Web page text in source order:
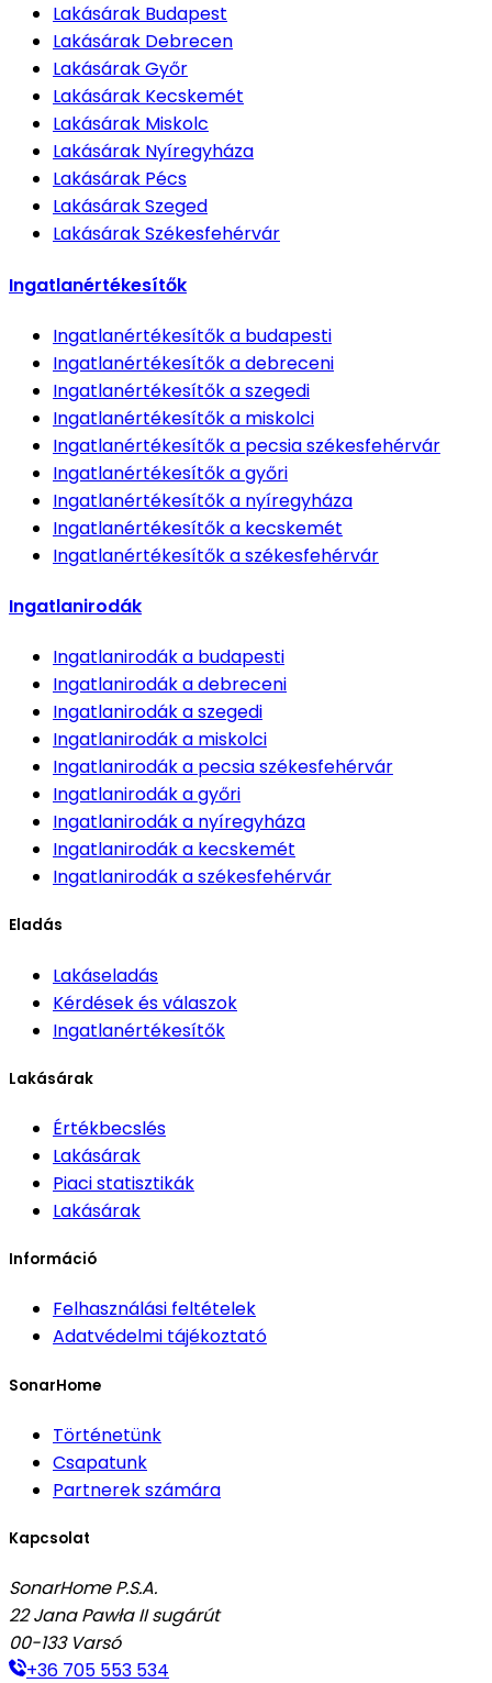
Lakásárak Budapest
Lakásárak Debrecen
LakásárakGyőr
Lakásárak Kecskemét
Lakásárak Miskolc
Lakásárak Nyíregyháza
Lakásárak Pécs
LakásárakSzeged
LakásárakSzékesfehérvár
Ingatlanértékesítők
Ingatlanértékesítőka budapesti
Ingatlanértékesítőka debreceni
Ingatlanértékesítőka szegedi
Ingatlanértékesítőka miskolci
Ingatlanértékesítőka pecsia székesfehérvár
Ingatlanértékesítőka győri
Ingatlanértékesítőka nyíregyháza
Ingatlanértékesítőka kecskemét
Ingatlanértékesítőka székesfehérvár
Ingatlanirodák
Ingatlanirodáka budapesti
Ingatlanirodáka debreceni
Ingatlanirodáka szegedi
Ingatlanirodáka miskolci
Ingatlanirodáka pecsia székesfehérvár
Ingatlanirodáka győri
Ingatlanirodáka nyíregyháza
Ingatlanirodáka kecskemét
Ingatlanirodáka székesfehérvár
Eladás
Lakáseladás
Kérdések és válaszok
Ingatlanértékesítők
Lakásárak
Értékbecslés
Lakásárak
Piaci statisztikák
Lakásárak
Információ
Felhasználási feltételek
Adatvédelmi tájékoztató
SonarHome
Történetünk
Csapatunk
Partnerek számára
Kapcsolat
SonarHome P.S.A.
22 Jana Pawła II sugárút
00-133 Varsó
+36 705 553 534